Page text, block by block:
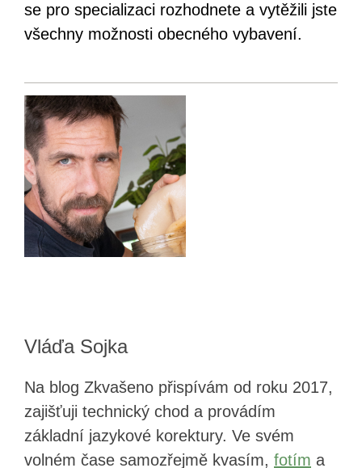
se pro specializaci rozhodnete a vytěžili jste
všechny možnosti obecného vybavení.
Vláďa Sojka
Na blog Zkvašeno přispívám od roku 2017,
zajišťuji technický chod a provádím
základní jazykové korektury. Ve svém
volném čase samozřejmě kvasím, fotím a